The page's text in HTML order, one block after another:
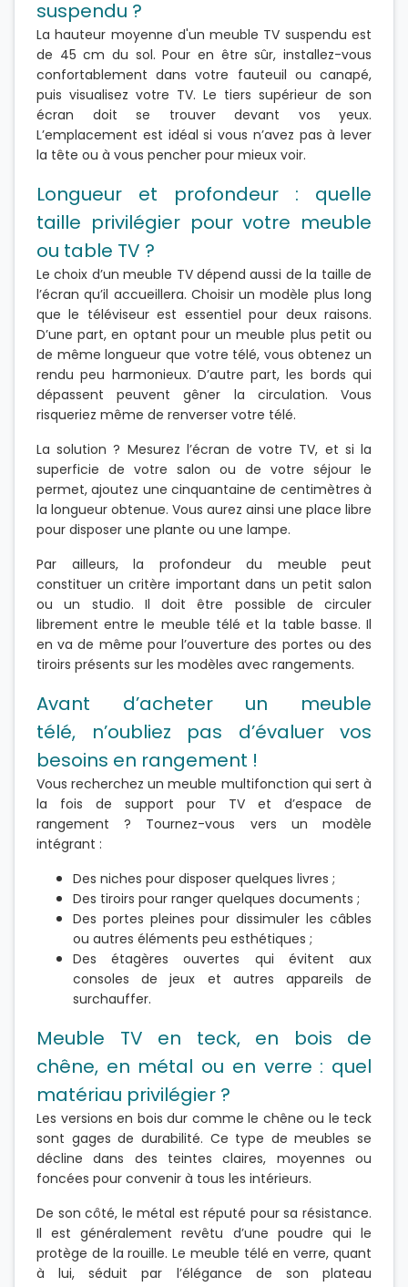
suspendu ?
La hauteur moyenne d'un meuble TV suspendu est
de 45 cm du sol. Pour en être sûr, installez-vous
confortablement dans votre fauteuil ou canapé,
puis visualisez votre TV. Le tiers supérieur de son
écran doit se trouver devant vos yeux.
L’emplacement est idéal si vous n’avez pas à lever
la tête ou à vous pencher pour mieux voir.
Longueur et profondeur : quelle
taille privilégier pour votre meuble
ou table TV ?
Le choix d’un meuble TV dépend aussi de la taille de
l’écran qu’il accueillera. Choisir un modèle plus long
que le téléviseur est essentiel pour deux raisons.
D’une part, en optant pour un meuble plus petit ou
de même longueur que votre télé, vous obtenez un
rendu peu harmonieux. D’autre part, les bords qui
dépassent peuvent gêner la circulation. Vous
risqueriez même de renverser votre télé.
La solution ? Mesurez l’écran de votre TV, et si la
superficie de votre salon ou de votre séjour le
permet, ajoutez une cinquantaine de centimètres à
la longueur obtenue. Vous aurez ainsi une place libre
pour disposer une plante ou une lampe.
Par ailleurs, la profondeur du meuble peut
constituer un critère important dans un petit salon
ou un studio. Il doit être possible de circuler
librement entre le meuble télé et la table basse. Il
en va de même pour l’ouverture des portes ou des
tiroirs présents sur les modèles avec rangements.
Avant d’acheter un meuble
télé, n’oubliez pas d’évaluer vos
besoins en rangement !
Vous recherchez un meuble multifonction qui sert à
la fois de support pour TV et d’espace de
rangement ? Tournez-vous vers un modèle
intégrant :
Des niches pour disposer quelques livres ;
Des tiroirs pour ranger quelques documents ;
Des portes pleines pour dissimuler les câbles
ou autres éléments peu esthétiques ;
Des étagères ouvertes qui évitent aux
consoles de jeux et autres appareils de
surchauffer.
Meuble TV en teck, en bois de
chêne, en métal ou en verre : quel
matériau privilégier ?
Les versions en bois dur comme le chêne ou le teck
sont gages de durabilité. Ce type de meubles se
décline dans des teintes claires, moyennes ou
foncées pour convenir à tous les intérieurs.
De son côté, le métal est réputé pour sa résistance.
Il est généralement revêtu d’une poudre qui le
protège de la rouille. Le meuble télé en verre, quant
à lui, séduit par l’élégance de son plateau